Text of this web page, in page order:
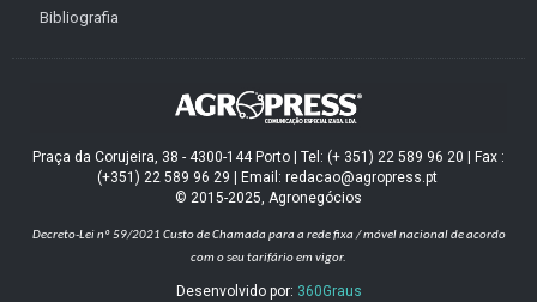
Bibliografia
Praça da Corujeira, 38 - 4300-144 Porto | Tel: (+ 351) 22 589 96 20 | Fax :
(+351) 22 589 96 29 | Email: redacao@agropress.pt
© 2015-2025, Agronegócios
Decreto-Lei nº 59/2021 Custo de Chamada para a rede fixa / móvel nacional de acordo
com o seu tarifário em vigor.
Desenvolvido por: 360Graus